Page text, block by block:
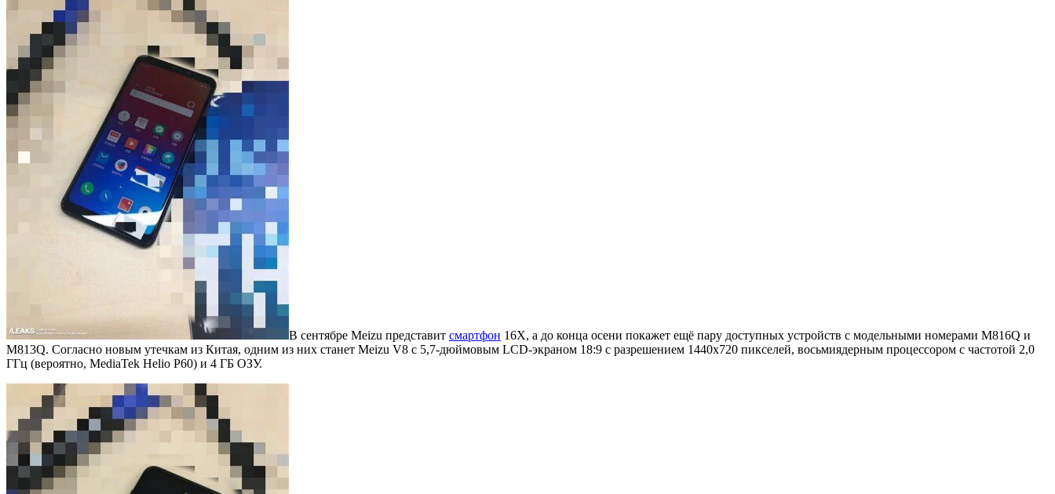
В сентябре Meizu представит смартфон 16X, а до конца осени покажет ещё пару доступных устройств с модельными номерами M816Q и
M813Q. Согласно новым утечкам из Китая, одним из них станет Meizu V8 с 5,7-дюймовым LCD-экраном 18:9 с разрешением 1440х720 пикселей, восьмиядерным процессором с частотой 2,0
ГГц (вероятно, MediaTek Helio P60) и 4 ГБ ОЗУ.